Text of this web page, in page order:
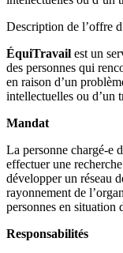
Description de l’offre
ÉquiTravail est un
des personnes qui
en raison d’un
intellectuelles ou d’un
Mandat
La personne chargé-e
effectuer une
développer un réseau
rayonnement de
personnes en situation
Responsabilités